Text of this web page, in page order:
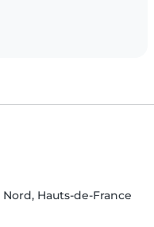
Nord, Hauts-de-France